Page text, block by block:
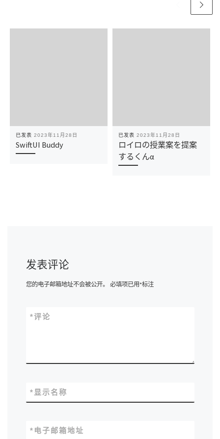
已发表 2023年11月28日
SwiftUI Buddy
已发表 2023年11月28日
ロイロの授業案を提案
するくんα
发表评论
您的电子邮箱地址不会被公开。 必填项已用*标注
评论
*
显示名称
*
电子邮箱地址
*